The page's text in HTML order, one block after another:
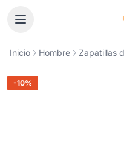
Inicio Hombre Zapatillas
-10%